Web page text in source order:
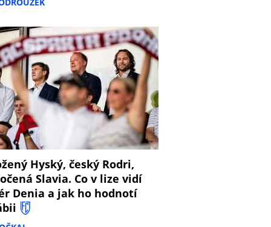
Hyský, český Rodri,
Slavia. Co v lize vidí
Denia a jak ho hodnotí
8